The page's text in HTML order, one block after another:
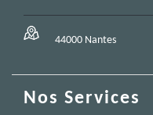
44000 Nantes
Nos Services